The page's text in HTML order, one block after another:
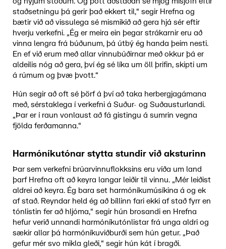
staðsetningu þá gerir það ekkert til,“ segir Hrefna og
bætir við að vissulega sé mismikið að gera hjá sér eftir
hverju verkefni. „Ég er meira ein þegar strákarnir eru að
vinna lengra frá búðunum, þá útbý ég handa þeim nesti.
En ef við erum með allar vinnubúðirnar með okkur þá er
aldeilis nóg að gera, því ég sé líka um öll þrifin, skipti um
á rúmum og þvæ þvott.“
Hún segir að oft sé þörf á því að taka herbergjagámana
með, sérstaklega í verkefni á Suður- og Suðausturlandi.
„Þar er í raun vonlaust að fá gistingu á sumrin vegna
fjölda ferðamanna.“
Harmóníkutónar stytta stundir við aksturinn
Þar sem verkefni brúarvinnuflokksins eru víða um land
þarf Hrefna oft að keyra langar leiðir til vinnu. „Mér leiðist
aldrei að keyra. Ég bara set harmóníkumúsíkina á og ek
af stað. Reyndar held ég að bíllinn fari ekki af stað fyrr en
tónlistin fer að hljóma,“ segir hún brosandi en Hrefna
hefur verið unnandi harmóníkutónlistar frá unga aldri og
sækir allar þá harmóníkuviðburði sem hún getur. „Það
gefur mér svo mikla gleði,“ segir hún kát í bragði.